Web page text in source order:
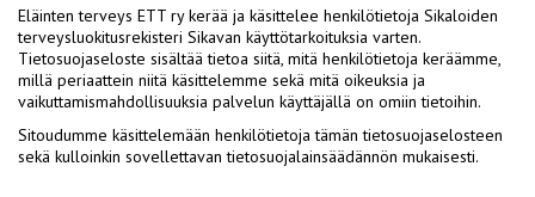
Eläinten terveys ETT ry kerää ja käsittelee henkilötietoja Sikaloiden
terveysluokitusrekisteri Sikavan käyttötarkoituksia varten.
Tietosuojaseloste sisältää tietoa siitä, mitä henkilötietoja keräämme,
millä periaattein niitä käsittelemme sekä mitä oikeuksia ja
vaikuttamismahdollisuuksia palvelun käyttäjällä on omiin tietoihin.
Sitoudumme käsittelemään henkilötietoja tämän tietosuojaselosteen
sekä kulloinkin sovellettavan tietosuojalainsäädännön mukaisesti.